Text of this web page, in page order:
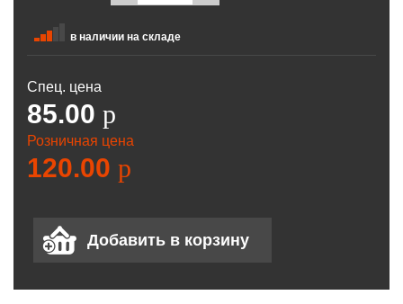
в наличии на складе
Спец. цена
85.00 p
Розничная цена
120.00 p